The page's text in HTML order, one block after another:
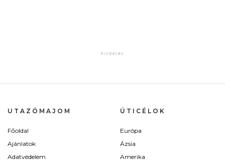
UTAZÓMAJOM
Főoldal
Ajánlatok
Adatvédelem
ÚTICÉLOK
Európa
Ázsia
Amerika